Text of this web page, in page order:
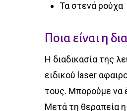
Τα στενά ρούχα
Ποια είναι η
Η διαδικασία της
ειδικού laser
τους. Μπορούμε να
Μετά τη θεραπεία